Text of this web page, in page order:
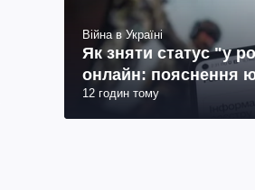
Війна в Україні
Як зняти статус "у
онлайн: пояснення
12 годин тому